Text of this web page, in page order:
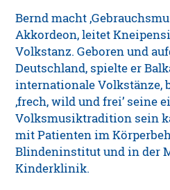
Bernd macht
Akkordeon, leitet
Volkstanz. Geboren und
Deutschland, spielte er
internationale Volkstänze,
‚frech, wild und frei’ seine
Volksmusiktradition sein
mit Patienten im
Blindeninstitut und in der
Kinderklinik.